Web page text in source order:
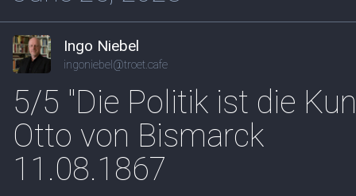
Ingo Niebel
ingoniebel@troet.cafe
5/5 "Die Politik ist die
Otto von Bismarck
11.08.1867